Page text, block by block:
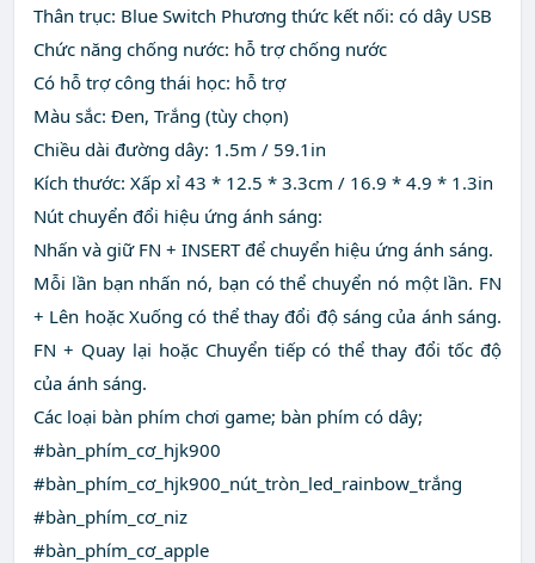
Thân trục: Blue Switch Phương thức kết nối: có dây USB
Chức năng chống nước: hỗ trợ chống nước
Có hỗ trợ công thái học: hỗ trợ
Màu sắc: Đen, Trắng (tùy chọn)
Chiều dài đường dây: 1.5m / 59.1in
Kích thước: Xấp xỉ 43 * 12.5 * 3.3cm / 16.9 * 4.9 * 1.3in
Nút chuyển đổi hiệu ứng ánh sáng:
Nhấn và giữ FN + INSERT để chuyển hiệu ứng ánh sáng.
Mỗi lần bạn nhấn nó, bạn có thể chuyển nó một lần. FN
+ Lên hoặc Xuống có thể thay đổi độ sáng của ánh sáng.
FN + Quay lại hoặc Chuyển tiếp có thể thay đổi tốc độ
của ánh sáng.
Các loại bàn phím chơi game; bàn phím có dây;
#bàn_phím_cơ_hjk900
#bàn_phím_cơ_hjk900_nút_tròn_led_rainbow_trắng
#bàn_phím_cơ_niz
#bàn_phím_cơ_apple